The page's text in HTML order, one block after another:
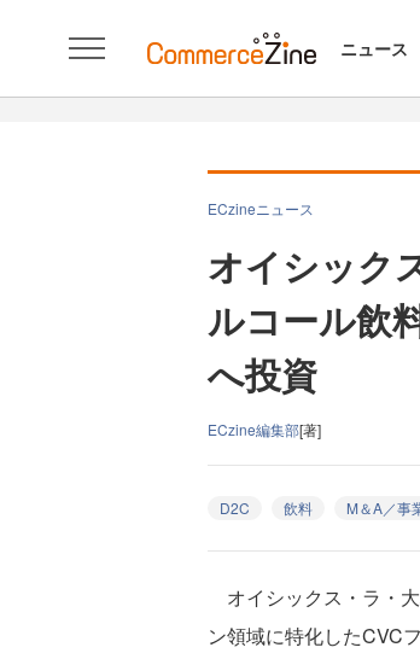
ニュース
ECzineニュース
オイシック
ルコール飲
へ投資
ECzine編集部[著]
D2C 飲料 M＆A／事
オイシックス・ラ・
ン領域に特化したCVC